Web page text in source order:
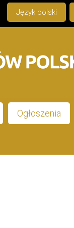
Język polski
Ogłoszenia